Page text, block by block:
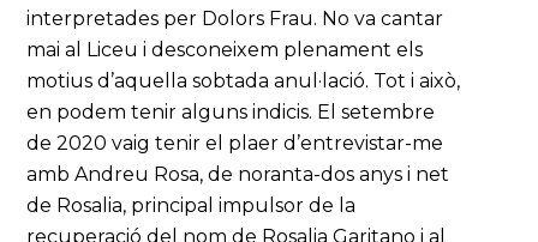
interpretades per Dolors Frau. No va cantar
mai al Liceu i desconeixem plenament els
motius d’aquella sobtada anul·lació. Tot i això,
en podem tenir alguns indicis. El setembre
de 2020 vaig tenir el plaer d’entrevistar-me
amb Andreu Rosa, de noranta-dos anys i net
de Rosalia, principal impulsor de la
recuperació del nom de Rosalia Garitano i al